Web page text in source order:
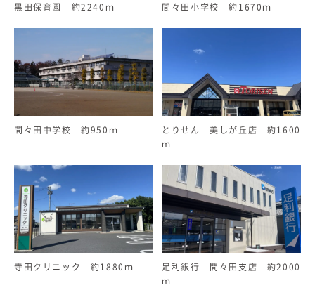
黒田保育園 約2240ｍ 間々田小学校 約1670ｍ
間々田中学校 約950ｍ
とりせん 美しが丘店 約1600
ｍ
寺田クリニック 約1880ｍ
足利銀行 間々田支店 約2000
ｍ